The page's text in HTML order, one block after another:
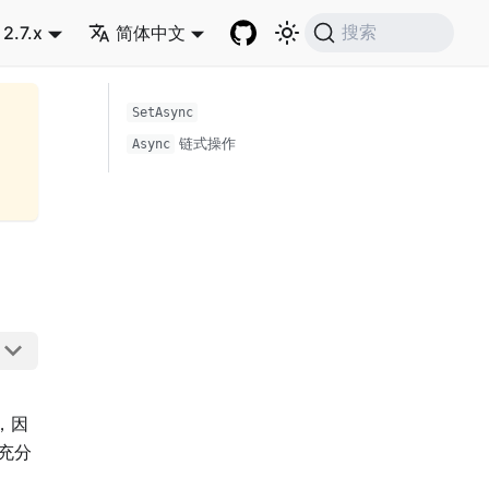
2.7.x 简体中文 搜索
因
分
SetAsync
Async 链式操作